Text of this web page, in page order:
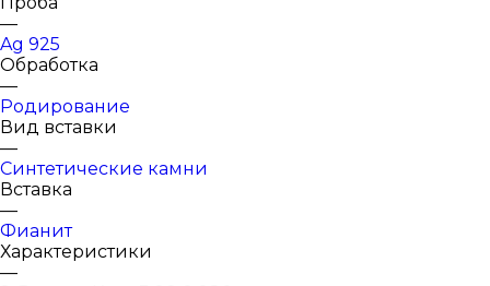
—
Ag 925
Обработка
—
Родирование
Вид вставки
—
Синтетические камни
Вставка
—
Фианит
Характеристики
—